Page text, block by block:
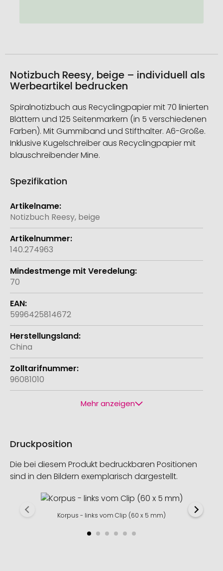
Notizbuch Reesy, beige – individuell als
Werbeartikel bedrucken
Spiralnotizbuch aus Recyclingpapier mit 70 linierten
Blättern und 125 Seitenmarkern (in 5 verschiedenen
Farben). Mit Gummiband und Stifthalter. A6-Größe.
Inklusive Kugelschreiber aus Recyclingpapier mit
blauschreibender Mine.
Spezifikation
Weitere
Informationen
Notizbuch Reesy, beige
140.274963
70
5996425814672
China
96081010
Mehr anzeigen
Druckposition
Die bei diesem Produkt bedruckbaren Positionen
sind in den Bildern exemplarisch dargestellt.
Korpus - links vom Clip (60 x 5 mm)